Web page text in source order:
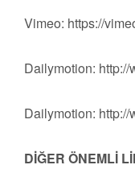
Vimeo: https://
Dailymotion:
Dailymotion:
DİĞER ÖNEMLİ